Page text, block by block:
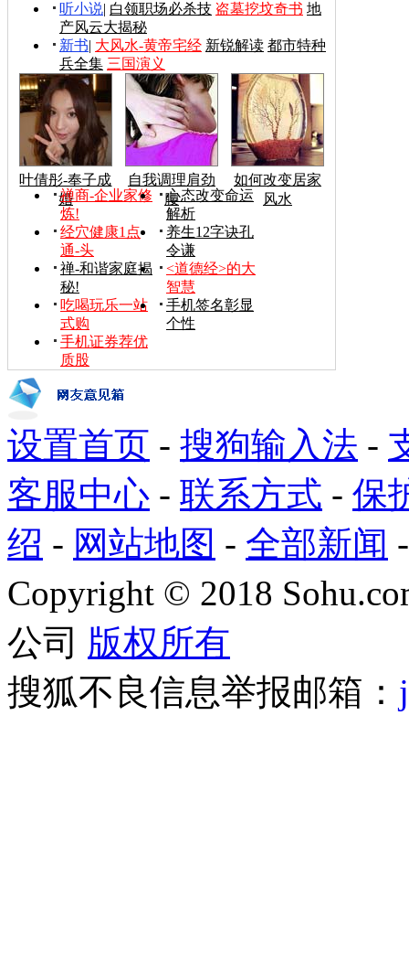
听小说| 白领职场必杀技 盗墓挖坟奇书 地
产风云大揭秘
新书| 大风水-黄帝宅经 新锐解读 都市特种
兵全集 三国演义
叶倩彤-奉子成
婚
自我调理肩劲
腰
如何改变居家
风水
禅商-企业家修
炼!
心态改变命运
解析
经穴健康1点
通-头
养生12字诀孔
令谦
禅-和谐家庭揭
秘!
<道德经>的大
智慧
吃喝玩乐一站
式购
手机签名彰显
个性
手机证券荐优
质股
设置首页 - 搜狗输入法 -
客服中心 - 联系方式 - 保
绍 - 网站地图 - 全部新闻
Copyright © 2018
公司 版权所有
搜狐不良信息举报邮箱：